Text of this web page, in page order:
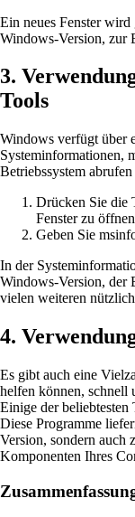
Ein neues Fenster
Windows-Version, zur
3.
Tools
Windows verfügt über
Systeminformationen,
Betriebssystem
Drücken Sie die
Fenster zu
Geben Sie
In der
Windows-Version, der
vielen weiteren
4.
Es gibt auch eine
helfen können, schnell
Einige der
Diese Programme
Version, sondern auch
Komponenten Ihres